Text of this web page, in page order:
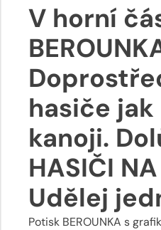
V horní
hasiče
kanoji.
HASIČI
Udělej
Potisk BEROUNKA s